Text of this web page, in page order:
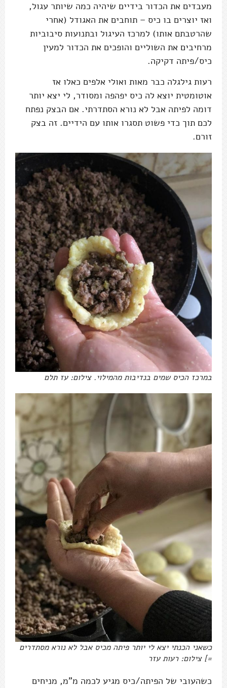
מעבדים את הכדור בידיים שיהיה כמה שיותר עגול,
ואז יוצרים בו כיס – תוחבים את האגודל (אחרי
שהרטבתם אותו) למרכז העיגול ובתנועות סיבוביות
מרחיבים את השוליים והופכים את הכדור למעין
כיס/פיתה דקיקה.
רעות גילגלה כבר מאות ואולי אלפים כאלו אז
אוטומטית יוצא לה כיס יפהפה ומסודר, לי יצא יותר
דומה לפיתה אבל לא נורא הסתדרתי. אם הבצק נפתח
לכם תוך כדי פשוט תסגרו אותו עם הידיים. זה בצק
זורם.
במרכז הכיס שמים בנדיבות מהמילוי. צילום: עז תלם
כשאני הכנתי יצא לי יותר פיתה מכיס אבל לא נורא מסתדרים
=] צילום: רעות עזר
כשהעובי של הפיתה/כיס מגיע לכמה מ"מ, מניחים